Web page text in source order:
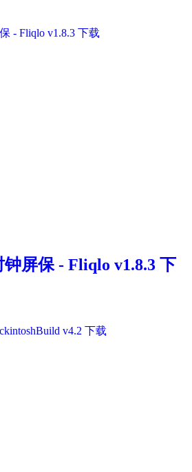
屏保 - Fliqlo v1.8.3 下